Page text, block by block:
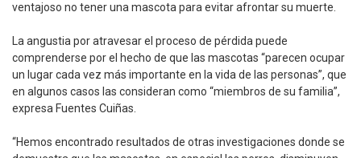
ventajoso no tener una mascota para evitar afrontar su muerte.
La angustia por atravesar el proceso de pérdida puede
comprenderse por el hecho de que las mascotas “parecen ocupar
un lugar cada vez más importante en la vida de las personas”, que
en algunos casos las consideran como “miembros de su familia”,
expresa Fuentes Cuiñas.
“Hemos encontrado resultados de otras investigaciones donde se